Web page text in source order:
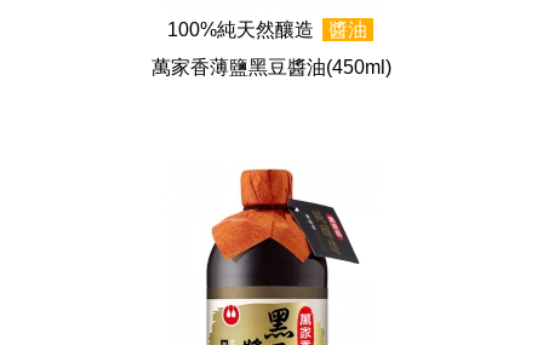
100%純天然釀造
醬油
萬家香薄鹽黑豆醬油(450ml)